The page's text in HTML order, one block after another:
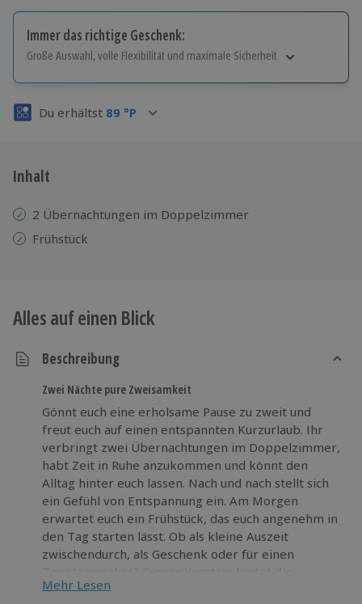
Immer das richtige Geschenk:
Große Auswahl, volle Flexibilität und maximale Sicherheit
Volle Flexibilität
3 Jahre gültig & verlängerbar.
Du erhältst 89 °P
Inhalt
2 Übernachtungen im Doppelzimmer
Frühstück
Alles auf einen Blick
Beschreibung
Zwei Nächte pure Zweisamkeit
Gönnt euch eine erholsame Pause zu zweit und
freut euch auf einen entspannten Kurzurlaub. Ihr
verbringt zwei Übernachtungen im Doppelzimmer,
habt Zeit in Ruhe anzukommen und könnt den
Alltag hinter euch lassen. Nach und nach stellt sich
ein Gefühl von Entspannung ein. Am Morgen
erwartet euch ein Frühstück, das euch angenehm in
den Tag starten lässt. Ob als kleine Auszeit
zwischendurch, als Geschenk oder für einen
Tapetenwechsel: Dieser Kurztrip bietet die
Möglichkeit, etwas Neues zu erleben, ohne großen
Mehr Lesen